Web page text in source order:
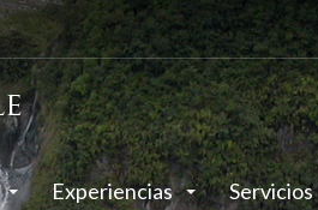
Experiencias Servicios